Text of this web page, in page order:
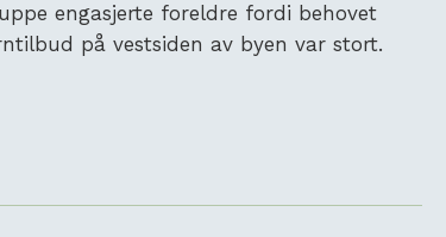
engasjerte foreldre fordi behovet
på vestsiden av byen var stort.